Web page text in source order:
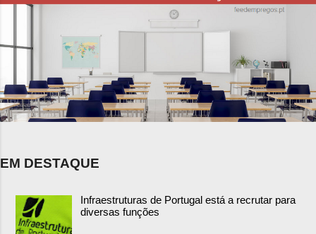
EM DESTAQUE
Infraestruturas de Portugal está a recrutar para
diversas funções